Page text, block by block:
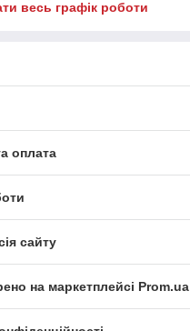
весь графік роботи
оплата
сайту
на маркетплейсі Prom.ua